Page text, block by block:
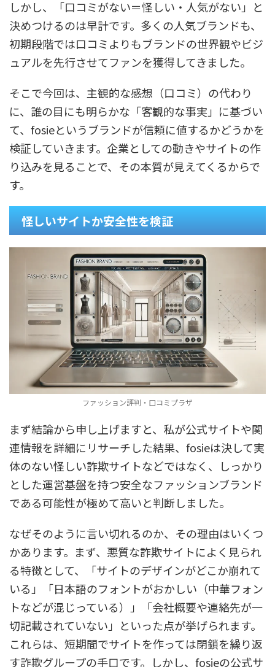
しかし、「口コミがない＝怪しい・人気がない」と
決めつけるのは早計です。多くの人気ブランドも、
初期段階では口コミよりもブランドの世界観やビジ
ュアルを先行させてファンを獲得してきました。
そこで今回は、主観的な感想（口コミ）の代わり
に、誰の目にも明らかな「客観的な事実」に基づい
て、fosieというブランドが信頼に値するかどうかを
検証していきます。企業としての動きやサイトの作
り込みを見ることで、その本質が見えてくるからで
す。
怪しいサイトか安全性を検証
ファッション評判・口コミプラザ
まず結論から申し上げますと、私が公式サイトや関
連情報を詳細にリサーチした結果、fosieは決して実
体のない怪しい詐欺サイトなどではなく、しっかり
とした運営基盤を持つ安全なファッションブランド
である可能性が極めて高いと判断しました。
なぜそのように言い切れるのか、その理由はいくつ
かあります。まず、悪質な詐欺サイトによく見られ
る特徴として、「サイトのデザインがどこか崩れて
いる」「日本語のフォントがおかしい（中華フォン
トなどが混じっている）」「会社概要や連絡先が一
切記載されていない」といった点が挙げられます。
これらは、短期間でサイトを作っては閉鎖を繰り返
す詐欺グループの手口です。しかし、fosieの公式サ